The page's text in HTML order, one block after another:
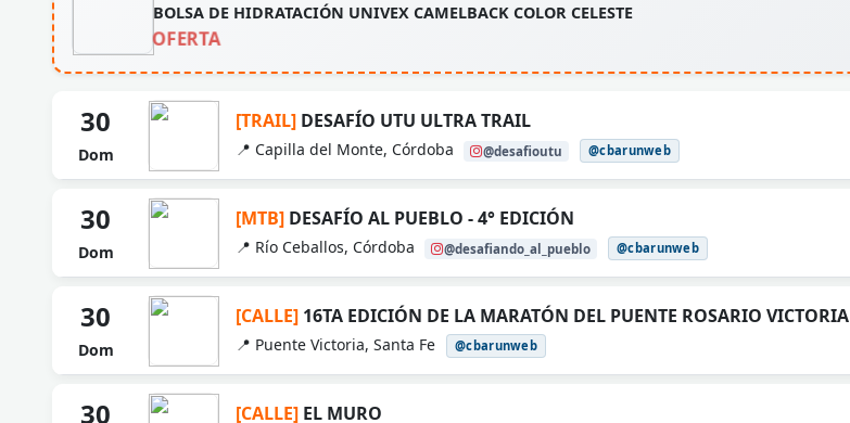
BOLSA DE HIDRATACIÓN UNIVEX CAMELBACK COLOR CELESTE
OFERTA
30
Dom
[TRAIL] DESAFÍO UTU ULTRA TRAIL
📍 Capilla del Monte, Córdoba @desafioutu @cbarunweb
30
Dom
[MTB] DESAFÍO AL PUEBLO - 4° EDICIÓN
📍 Río Ceballos, Córdoba @desafiando_al_pueblo @cbarunweb
30
Dom
[CALLE] 16TA EDICIÓN DE LA MARATÓN DEL PUENTE ROSARIO VICTORIA
📍 Puente Victoria, Santa Fe @cbarunweb
30 [CALLE] EL MURO